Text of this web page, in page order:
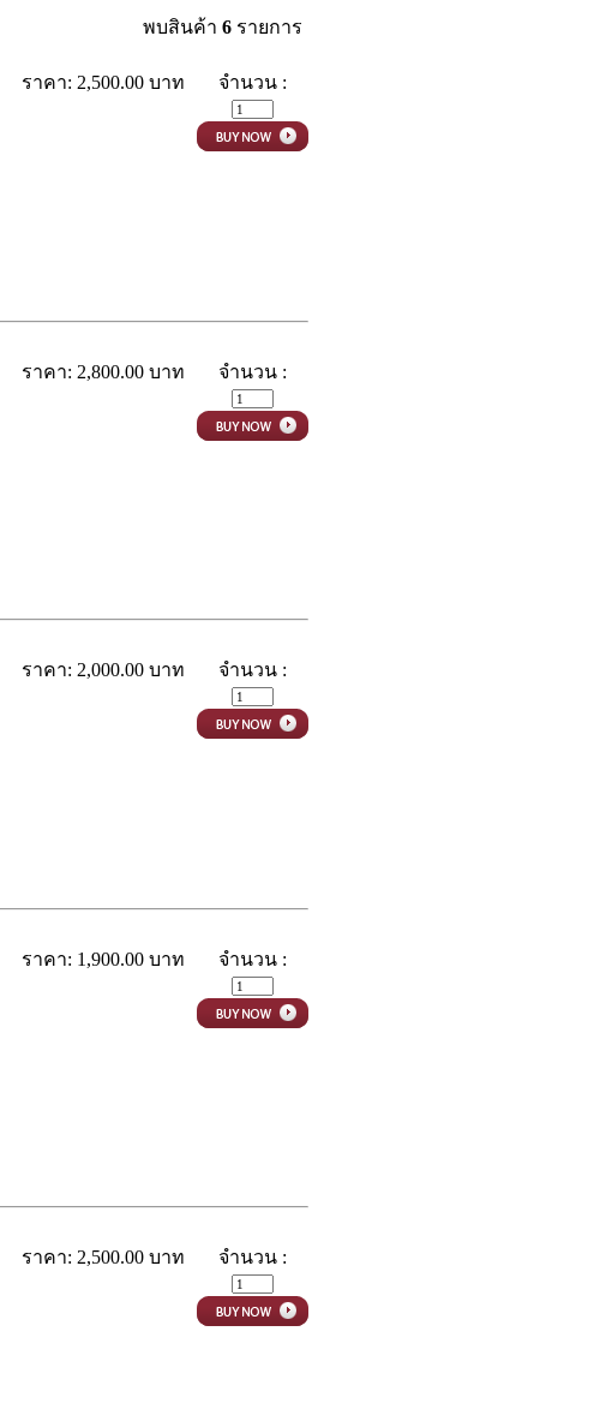
พบสินค้า6 รายการ
ราคา: 2,500.00 บาท จำนวน :
ราคา: 2,800.00 บาท จำนวน :
ราคา: 2,000.00 บาท จำนวน :
ราคา: 1,900.00 บาท จำนวน :
ราคา: 2,500.00 บาท จำนวน :